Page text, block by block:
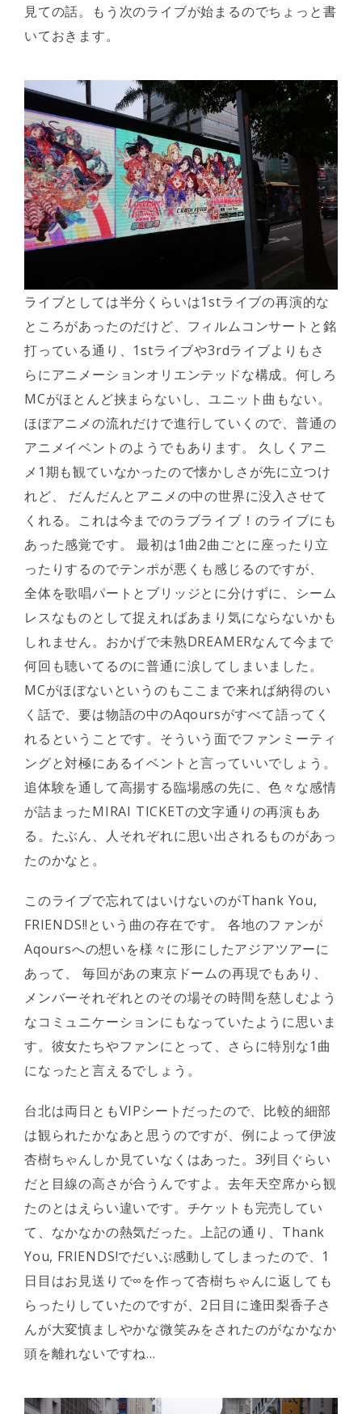
見ての話。もう次のライブが始まるのでちょっと書
いておきます。
ライブとしては半分くらいは1stライブの再演的な
ところがあったのだけど、フィルムコンサートと銘
打っている通り、1stライブや3rdライブよりもさ
らにアニメーションオリエンテッドな構成。何しろ
MCがほとんど挟まらないし、ユニット曲もない。
ほぼアニメの流れだけで進行していくので、普通の
アニメイベントのようでもあります。 久しくアニ
メ1期も観ていなかったので懐かしさが先に立つけ
れど、 だんだんとアニメの中の世界に没入させて
くれる。これは今までのラブライブ！のライブにも
あった感覚です。 最初は1曲2曲ごとに座ったり立
ったりするのでテンポが悪くも感じるのですが、
全体を歌唱パートとブリッジとに分けずに、シーム
レスなものとして捉えればあまり気にならないかも
しれません。おかげで未熟DREAMERなんて今まで
何回も聴いてるのに普通に涙してしまいました。
MCがほぼないというのもここまで来れば納得のい
く話で、要は物語の中のAqoursがすべて語ってく
れるということです。そういう面でファンミーティ
ングと対極にあるイベントと言っていいでしょう。
追体験を通して高揚する臨場感の先に、色々な感情
が詰まったMIRAI TICKETの文字通りの再演もあ
る。たぶん、人それぞれに思い出されるものがあっ
たのかなと。
このライブで忘れてはいけないのがThank You,
FRIENDS!!という曲の存在です。 各地のファンが
Aqoursへの想いを様々に形にしたアジアツアーに
あって、 毎回があの東京ドームの再現でもあり、
メンバーそれぞれとのその場その時間を慈しむよう
なコミュニケーションにもなっていたように思いま
す。彼女たちやファンにとって、さらに特別な1曲
になったと言えるでしょう。
台北は両日ともVIPシートだったので、比較的細部
は観られたかなあと思うのですが、例によって伊波
杏樹ちゃんしか見ていなくはあった。3列目ぐらい
だと目線の高さが合うんですよ。去年天空席から観
たのとはえらい違いです。チケットも完売してい
て、なかなかの熱気だった。上記の通り、Thank
You, FRIENDS!でだいぶ感動してしまったので、1
日目はお見送りで∞を作って杏樹ちゃんに返しても
らったりしていたのですが、2日目に逢田梨香子さ
んが大変慎ましやかな微笑みをされたのがなかなか
頭を離れないですね…